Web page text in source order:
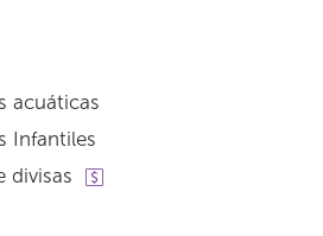
acuáticas
Infantiles
divisas